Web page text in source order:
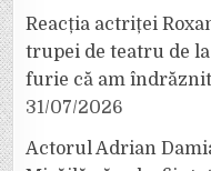
Reacția actriței
trupei de teatru de
furie că am
31/07/2026
Actorul Adrian